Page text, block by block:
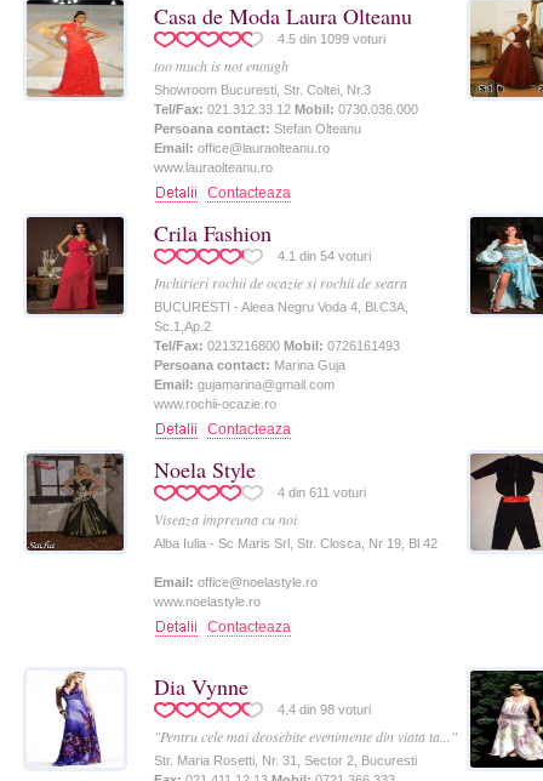
Casa de Moda Laura Olteanu
4.5din 1099voturi
too much is not enough
Showroom Bucuresti, Str. Coltei, Nr.3
Tel/Fax: 021.312.33.12 Mobil: 0730.036.000
Persoana contact: Stefan Olteanu
Email: office@lauraolteanu.ro
www.lauraolteanu.ro
Contacteaza
Crila Fashion
4.1 din 54voturi
Inchirieri rochii de ocazie si rochii de seara
BUCURESTI - Aleea Negru Voda 4, Bl.C3A,
Sc.1,ap.2
Tel/Fax: 0213216800 Mobil: 0726161493
Persoana contact: Marina Guja
Email: gujamarina@gmail.com
www.rochii-ocazie.ro
Contacteaza
Noela Style
4din 611 voturi
Viseaza impreuna cu noi
Alba Iulia - Sc Maris Srl, Str. Closca, Nr 19, Bl 42
Email: office@noelastyle.ro
www.noelastyle.ro
Contacteaza
Dia Vynne
4.4din 98voturi
"Pentru cele mai deosebite evenimente din viata ta..."
Str. Maria Rosetti, Nr. 31, Sector 2, Bucuresti